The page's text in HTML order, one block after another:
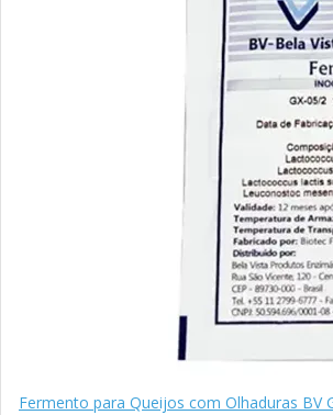
Fermento para Queijos com Olhaduras BV